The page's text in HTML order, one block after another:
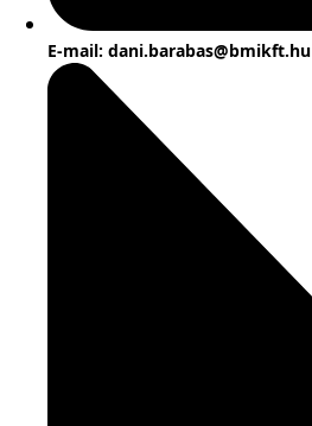
E-mail: dani.barabas@bmikft.hu